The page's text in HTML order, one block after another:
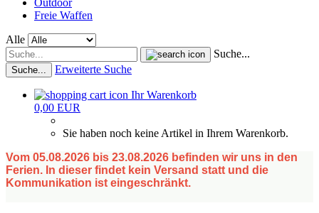
Outdoor
Freie Waffen
Alle
Suche...
Suche... Erweiterte Suche
Ihr Warenkorb
0,00 EUR
Sie haben noch keine Artikel in Ihrem Warenkorb.
Vom 05.08.2026 bis 23.08.2026 befinden wir uns in den
Ferien. In dieser findet kein Versand statt und die
Kommunikation ist eingeschränkt.